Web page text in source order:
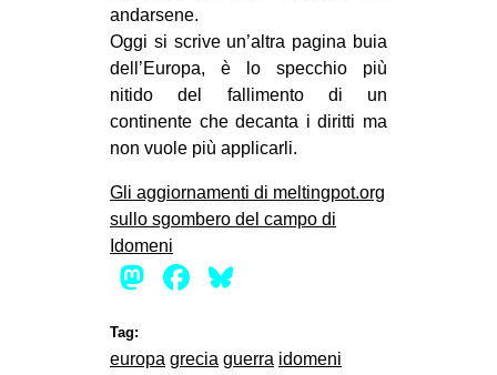
andarsene.
Oggi si scrive un’altra pagina buia
dell’Europa, è lo specchio più
nitido del fallimento di un
continente che decanta i diritti ma
non vuole più applicarli.
Gli aggiornamenti di meltingpot.org
sullo sgombero del campo di
Idomeni
Mastodon
Facebook
Tag:
europa grecia guerra idomeni